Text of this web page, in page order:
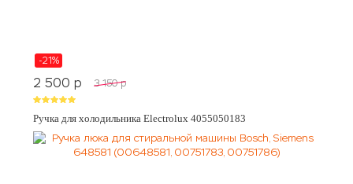
-21%
2 500 p 3 150 p
Ручка для холодильника Electrolux 4055050183